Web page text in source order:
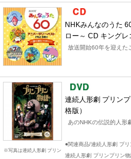
NHKみんなのうた
ロー～ CD キングレ
放送開始60年を迎えた
※写真は連続人形劇 プリン
連続人形劇 プリン
格版）
あのNHKの伝説的人形
●関連商品/連続人形劇 プ
連続人形劇 プリンプリン